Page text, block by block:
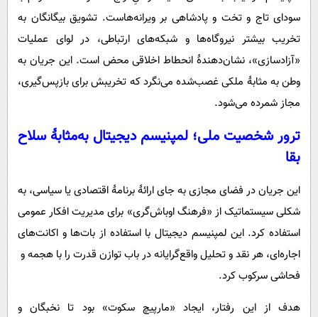
سودای تاج و تخت و پادشاهی بر ویرانه‌هاست. تشویق بیگانگان به
تخریب بیشتر نیروگاه‌ها و شبکه‌های ارتباطی، در لوای عملیات
«آزادسازی»، نشان‌دهندۀ انحطاط اخلاقی محض است. این جریان به
وطن به مثابۀ ملکی غصب‌شده می‌نگرد که تخریبش برای بازپس‌گیری‌،
مجاز شمرده می‌شود.
ترور شخصیت ملی؛ لمپنیسم دیجیتال به‌مثابۀ سلاح
بقا
این جریان در فضای مجازی به جای ارائۀ برنامۀ اقتصادی یا سیاسی، به
شکلی سیستماتیک از «فرهنگ اوباش‌گری» برای مدیریت افکار عمومی
استفاده کرد. این لمپنیسم دیجیتال با استفاده از بات‌ها و اکانت‌های
اجاره‌ای، هر نقد و تحلیل واقع‌گرایانه در باب توازن قدرت را با هجمه و
فحاشی سرکوب کرد.
هدف از این رفتار، ایجاد «مارپیچ سکوت» بود تا نخبگان و